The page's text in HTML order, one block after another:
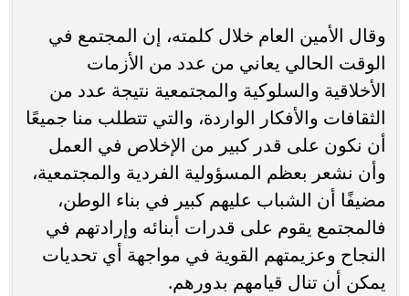
وقال الأمين العام خلال كلمته، إن المجتمع في
الوقت الحالي يعاني من عدد من الأزمات
الأخلاقية والسلوكية والمجتمعية نتيجة عدد من
الثقافات والأفكار الواردة، والتي تتطلب منا جميعًا
أن نكون على قدر كبير من الإخلاص في العمل
وأن نشعر بعظم المسؤولية الفردية والمجتمعية،
مضيفًا أن الشباب عليهم كبير في بناء الوطن،
فالمجتمع يقوم على قدرات أبنائه وإرادتهم في
النجاح وعزيمتهم القوية في مواجهة أي تحديات
يمكن أن تنال قيامهم بدورهم.